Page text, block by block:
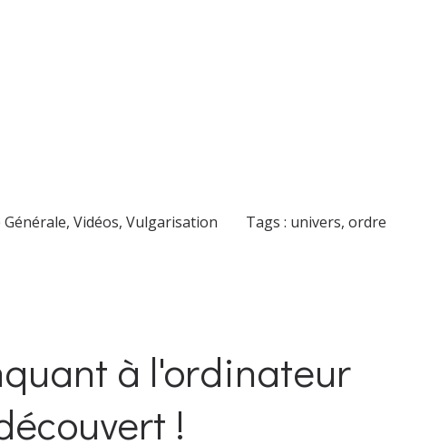
,Vidéos,Vulgarisation Tags : univers,ordre
à l'ordinateur
!